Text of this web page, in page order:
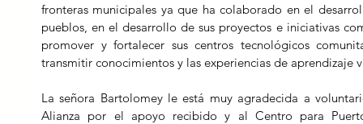
fronteras municipales ya que ha colaborado en el
pueblos, en el desarrollo de sus proyectos e iniciativas
promover y fortalecer sus centros tecnológicos
transmitir conocimientos y las experiencias de aprendizaje
La señora Bartolomey le está muy agradecida a
Alianza por el apoyo recibido y al Centro para